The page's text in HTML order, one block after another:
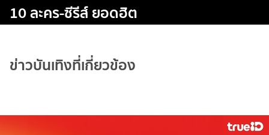
10 ละคร-ซีรีส์ ยอดฮิต
ข่าวบันเทิงที่เกี่ยวข้อง